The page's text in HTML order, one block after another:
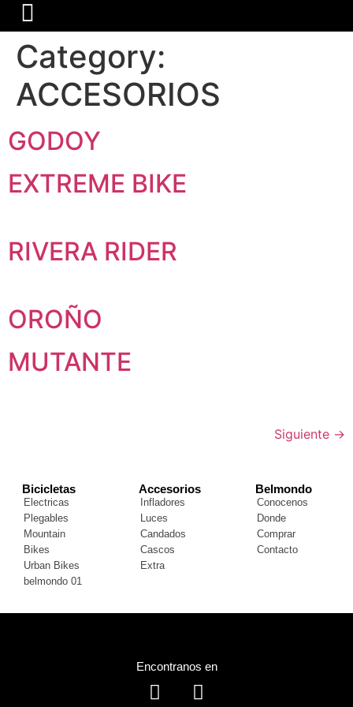
Category:
ACCESORIOS
GODOY
EXTREME BIKE
RIVERA RIDER
OROÑO
MUTANTE
Siguiente →
Bicicletas
Electricas
Plegables
Mountain
Bikes
Urban Bikes
belmondo 01
Accesorios
Infladores
Luces
Candados
Cascos
Extra
Belmondo
Conocenos
Donde
Comprar
Contacto
Encontranos en